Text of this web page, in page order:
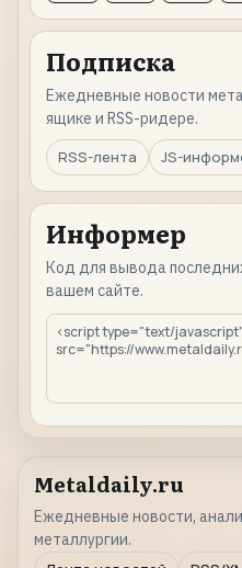
Подписка
Ежедневные новости
ящике и RSS-ридере.
RSS-лента
JS-
Информер
Код для вывода
вашем сайте.
Metaldaily.ru
Ежедневные новости,
металлургии.